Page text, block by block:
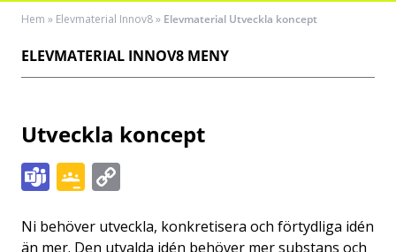
Hem » Elevmaterial Innov8» Elevmaterial Utveckla koncept
Utveckla koncept
TeamsGoogle
Ni behöver utveckla, konkretisera och förtydliga idén
än mer. Den utvalda idén behöver mer substans och
ELEVMATERIAL INNOV8